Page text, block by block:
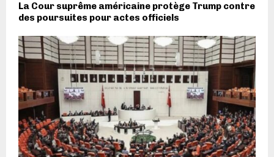
La Cour suprême américaine protège Trump contre
des poursuites pour actes officiels